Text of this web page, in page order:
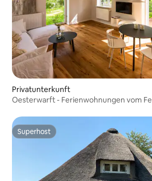
Privatunterkunft
Oesterwarft - Ferienwohnungen vom
Superhost
Superhost